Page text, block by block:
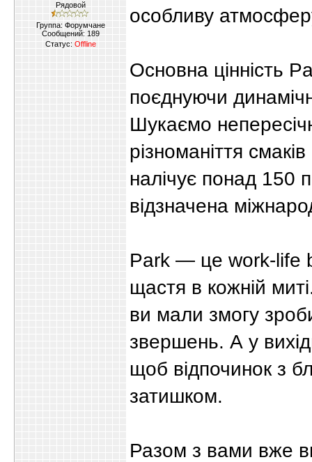
Рядовой
Группа: Форумчане
Сообщений: 189
Статус: Offline
особливу
Основна цінність
поєднуючи
Шукаємо
різноманіття
налічує понад 150
відзначена
Park — це work-life
щастя в кожній
ви мали змогу
звершень. А у
щоб відпочинок з
затишком.
Разом з вами вже